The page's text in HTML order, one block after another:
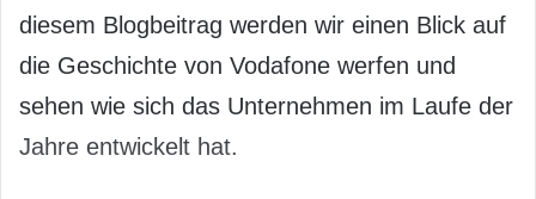
diesem Blogbeitrag werden wir einen Blick auf
die Geschichte von Vodafone werfen und
sehen wie sich das Unternehmen im Laufe der
Jahre entwickelt hat.